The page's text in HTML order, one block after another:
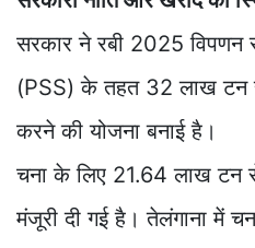
सरकार ने रबी 2025 विपणन
(PSS) के तहत 32 लाख टन
करने की योजना बनाई है।
चना के लिए 21.64 लाख टन
मंजूरी दी गई है। तेलंगाना में